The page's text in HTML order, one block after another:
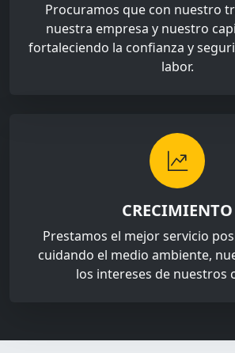
Procuramos que con nuestro
nuestra empresa y nuestro
fortaleciendo la confianza y
labor.
CRECIMIENTO
Prestamos el mejor servicio
cuidando el medio ambiente,
los intereses de nuestros